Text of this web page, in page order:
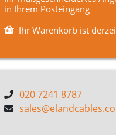
in Ihrem Posteingang
Ihr Warenkorb ist
020 7241 8787